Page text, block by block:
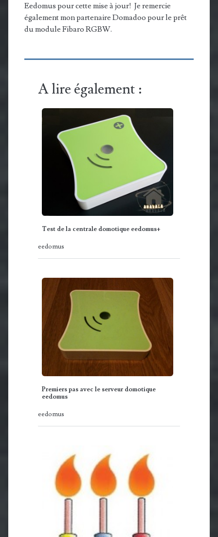
Eedomus pour cette mise à jour! Je remercie
également mon partenaire Domadoo pour le prêt
du module Fibaro RGBW.
A lire également :
Test de la centrale domotique eedomus+
eedomus
Premiers pas avec le serveur domotique
eedomus
eedomus